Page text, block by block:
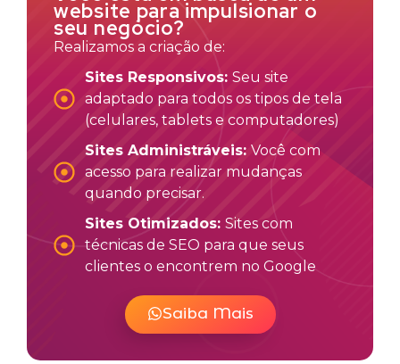
website para impulsionar o
seu negócio?
Realizamos a criação de:
Sites Responsivos: Seu site
adaptado para todos os tipos de tela
(celulares, tablets e computadores)
Sites Administráveis: Você com
acesso para realizar mudanças
quando precisar.
Sites Otimizados: Sites com
técnicas de SEO para que seus
clientes o encontrem no Google
Saiba Mais